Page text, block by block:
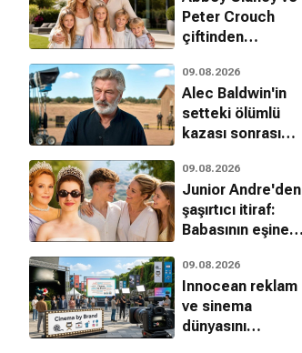
Peter Crouch
çiftinden
realite şov
hamlesi
09.08.2026
Alec Baldwin'in
setteki ölümlü
kazası sonrası
mücadelesinde
yeni gelişme
09.08.2026
Junior Andre'den
şaşırtıcı itiraf:
Babasının eşine
09.08.2026
Innocean reklam
ve sinema
dünyasını